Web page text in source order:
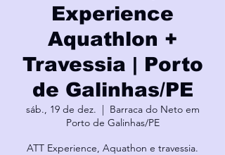
Experience
Aquathlon +
Travessia | Porto
de Galinhas/PE
sáb., 19 de dez.
  |
Barraca do Neto em
Porto de Galinhas/PE
ATT Experience, Aquathon e travessia.